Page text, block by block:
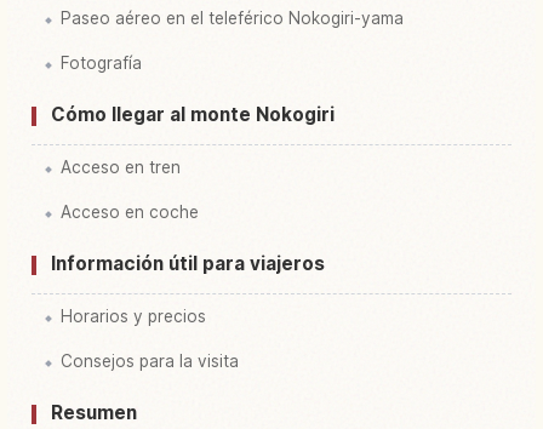
Paseo aéreo en el teleférico Nokogiri-yama
Fotografía
Cómo llegar al monte Nokogiri
Acceso en tren
Acceso en coche
Información útil para viajeros
Horarios y precios
Consejos para la visita
Resumen